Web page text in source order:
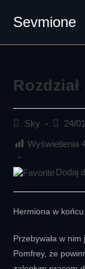
content
Sevmione
Rozdział
PostSky
Post24/
Wyświetlenia
Dodaj
Hermiona w końcu
Przebywała w
Pomfrey, że